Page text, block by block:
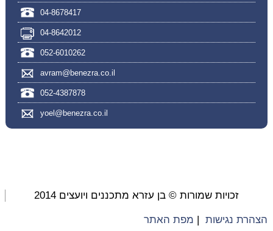
04-8678417
04-8642012
052-6010262
avram@benezra.co.il
052-4387878
yoel@benezra.co.il
זכויות שמורות © בן עזרא מתכננים ויועצים 2014
הצהרת נגישות| מפת האתר